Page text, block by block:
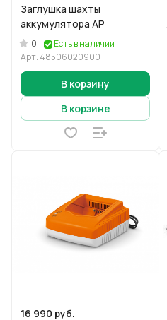
Заглушка шахты
аккумулятора АР
0
Есть в наличии
Арт. 48506020900
В корзину
В корзине
16 990 руб.